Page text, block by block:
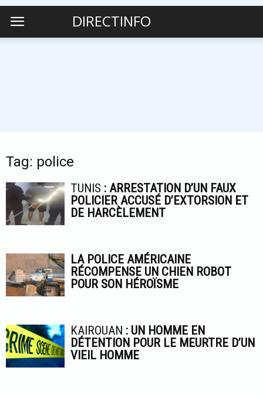
DIRECTINFO
Tag: police
TUNIS : ARRESTATION D’UN FAUX
POLICIER ACCUSÉ D’EXTORSION ET
DE HARCÈLEMENT
LA POLICE AMÉRICAINE
RÉCOMPENSE UN CHIEN ROBOT
POUR SON HÉROÏSME
KAIROUAN : UN HOMME EN
DÉTENTION POUR LE MEURTRE D’UN
VIEIL HOMME